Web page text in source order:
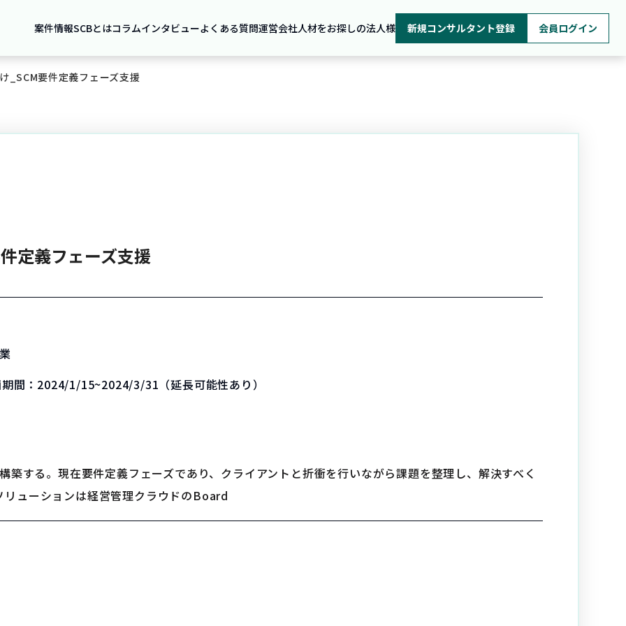
案件情報SCBとはコラムインタビューよくある質問運営会社人材をお探しの法人様 新規コンサルタント登録 会員ログイン
_SCM要件定義フェーズ支援
定義フェーズ支援
間： 2024/1/15~2024/3/31（延長可能性あり）
築する。現在要件定義フェーズであり、クライアントと折衝を行いながら課題を整理し、解決すべく
ューションは経営管理クラウドのBoard